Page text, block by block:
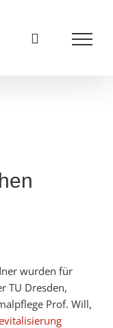
wurden für
TU Dresden,
Prof. Will,